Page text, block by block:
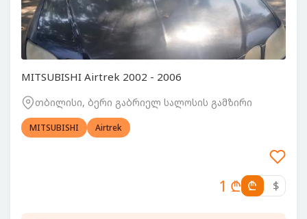
MITSUBISHI Airtrek 2002 - 2006
თბილისი, ბერი გაბრიელ სალოსის გამზირი
MITSUBISHI Airtrek
1 ₾ ₾ $